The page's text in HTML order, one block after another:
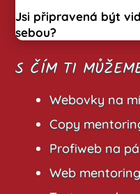
Jsi připravená být
sebou?
S ČÍM TI
Webovky na
Copy
Profiweb na
Web mentoring